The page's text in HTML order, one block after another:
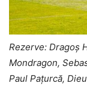
Rezerve: Dragoş
Mondragon,
Paul Paţurcă,